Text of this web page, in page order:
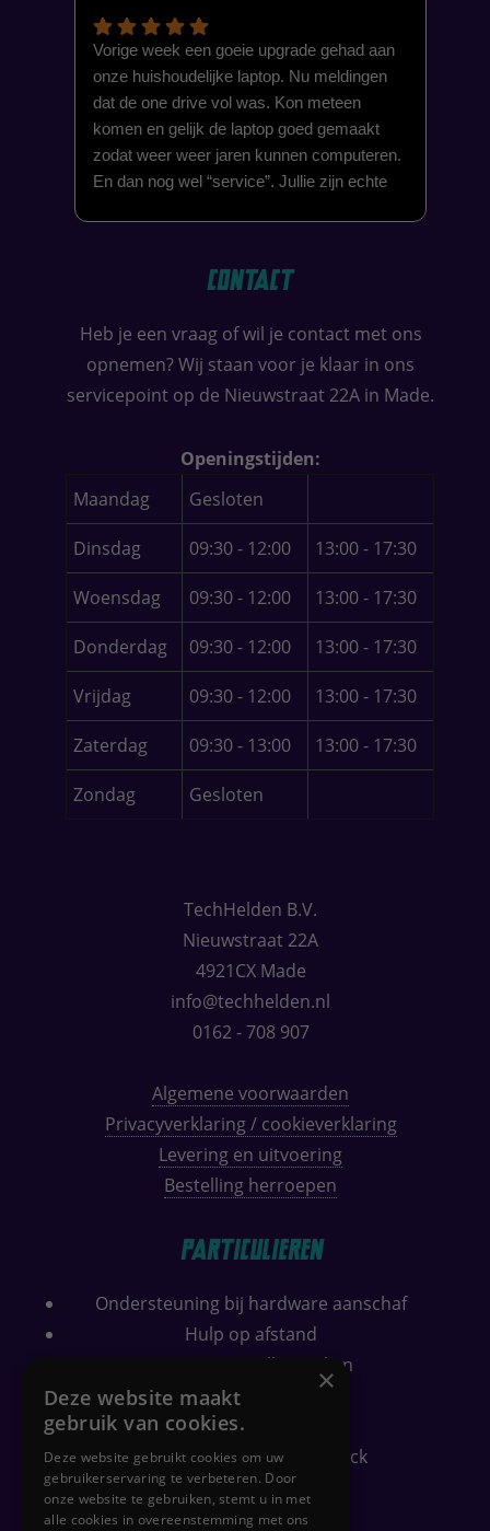
Vorige week een goeie upgrade gehad aan
onze huishoudelijke laptop. Nu meldingen
dat de one drive vol was. Kon meteen
komen en gelijk de laptop goed gemaakt
zodat weer weer jaren kunnen computeren.
En dan nog wel “service”. Jullie zijn echte
Contact
Heb je een vraag of wil je contact met ons
opnemen? Wij staan voor je klaar in ons
servicepoint op de Nieuwstraat 22A in Made.
Openingstijden:
Maandag
Gesloten
Dinsdag 09:30 - 12:00 13:00 - 17:30
Woensdag 09:30 - 12:00 13:00 - 17:30
Donderdag 09:30 - 12:00 13:00 - 17:30
Vrijdag 09:30 - 12:00 13:00 - 17:30
Zaterdag 09:30 - 13:00 13:00 - 17:30
Zondag Gesloten
TechHelden B.V.
Nieuwstraat 22A
4921CX Made
info@techhelden.nl
0162 - 708 907
Algemene voorwaarden
Privacyverklaring / cookieverklaring
Levering en uitvoering
Bestelling herroepen
Particulieren
Ondersteuning bij hardware aanschaf
Hulp op afstand
Computer sneller maken
Wifi bereik verbeteren
Security check
Gratis PC-gezondheidscheck
×
Deze website maakt
gebruik van cookies.
Deze website gebruikt cookies om uw
gebruikerservaring te verbeteren. Door
onze website te gebruiken, stemt u in met
alle cookies in overeenstemming met ons